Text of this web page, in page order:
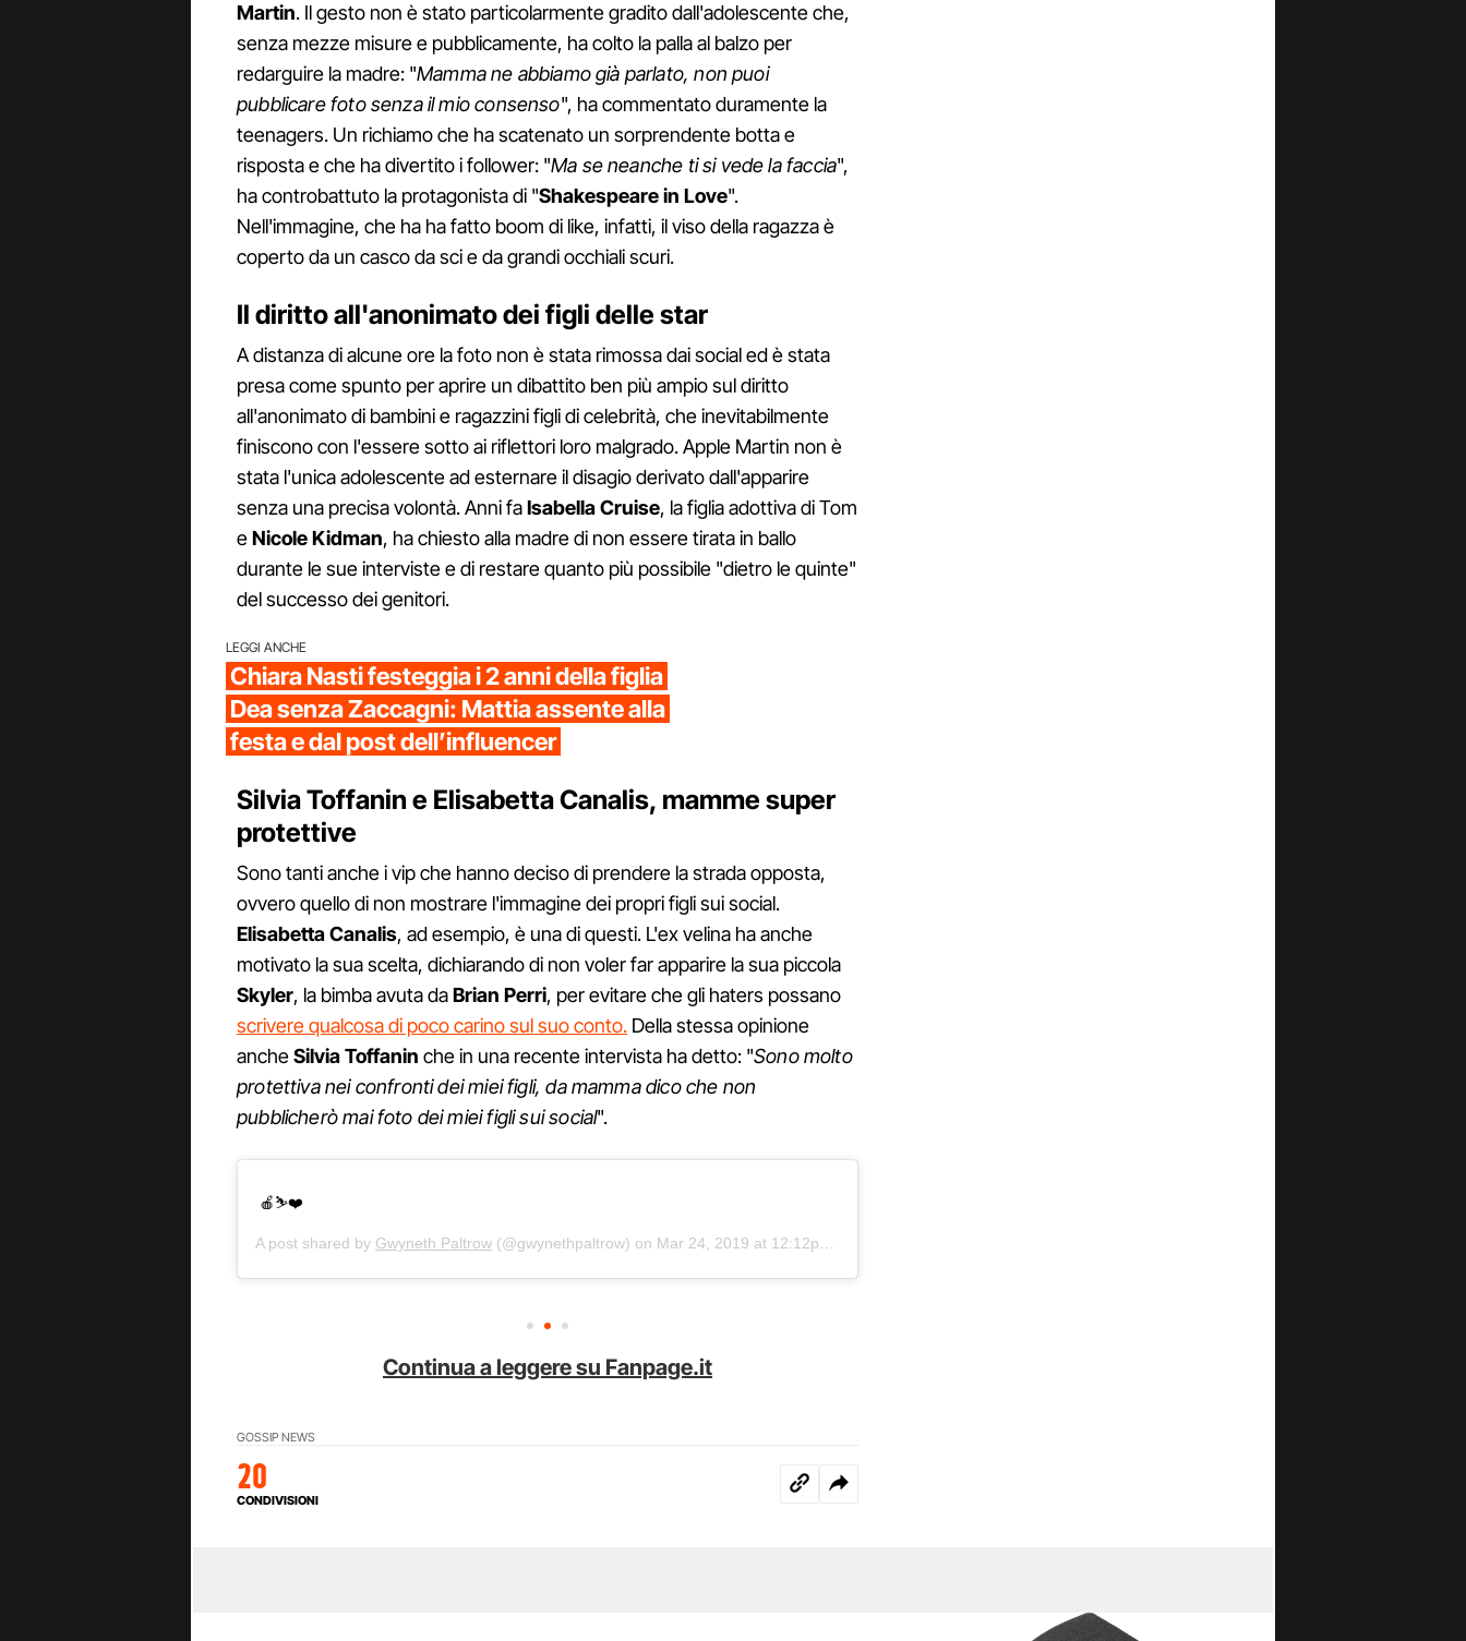
Martin. Il gesto non è stato particolarmente gradito dall'adolescente che,
senza mezze misure e pubblicamente, ha colto la palla al balzo per
redarguire la madre: "Mamma ne abbiamo già parlato, non puoi
pubblicare foto senza il mio consenso", ha commentato duramente la
teenagers. Un richiamo che ha scatenato un sorprendente botta e
risposta e che ha divertito i follower: "Ma se neanche ti si vede la faccia",
ha controbattuto la protagonista di "Shakespeare in Love".
Nell'immagine, che ha ha fatto boom di like, infatti, il viso della ragazza è
coperto da un casco da sci e da grandi occhiali scuri.
Il diritto all'anonimato dei figli delle star
A distanza di alcune ore la foto non è stata rimossa dai social ed è stata
presa come spunto per aprire un dibattito ben più ampio sul diritto
all'anonimato di bambini e ragazzini figli di celebrità, che inevitabilmente
finiscono con l'essere sotto ai riflettori loro malgrado. Apple Martin non è
stata l'unica adolescente ad esternare il disagio derivato dall'apparire
senza una precisa volontà. Anni faIsabella Cruise, la figlia adottiva di Tom
eNicole Kidman, ha chiesto alla madre di non essere tirata in ballo
durante le sue interviste e di restare quanto più possibile "dietro le quinte"
del successo dei genitori.
LEGGI ANCHE
Chiara Nasti festeggia i 2 anni della figlia
Dea senza Zaccagni: Mattia assente alla
festa e dal post dell’influencer
Silvia Toffanin e Elisabetta Canalis, mamme super
protettive
Sono tanti anche i vip che hanno deciso di prendere la strada opposta,
ovvero quello di non mostrare l'immagine dei propri figli sui social.
Elisabetta Canalis, ad esempio, è una di questi. L'ex velina ha anche
motivato la sua scelta, dichiarando di non voler far apparire la sua piccola
Skyler, la bimba avuta daBrian Perri, per evitare che gli haters possano
scrivere qualcosa di poco carino sul suo conto. Della stessa opinione
ancheSilvia Toffanin che in una recente intervista ha detto: "Sono molto
protettiva nei confronti dei miei figli, da mamma dico che non
pubblicherò mai foto dei miei figli sui social".
🍎⛷❤️
A post shared by Gwyneth Paltrow (@gwynethpaltrow) on Mar 24, 2019 at 12:12pm PDT
Continua a leggere su Fanpage.it
GOSSIP NEWS
20
CONDIVISIONI